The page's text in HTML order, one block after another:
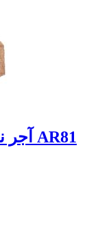
آجر نسوز نما زرد شاموتی رستیک AR81